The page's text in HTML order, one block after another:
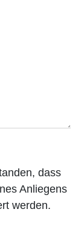
dass
Anliegens
werden.